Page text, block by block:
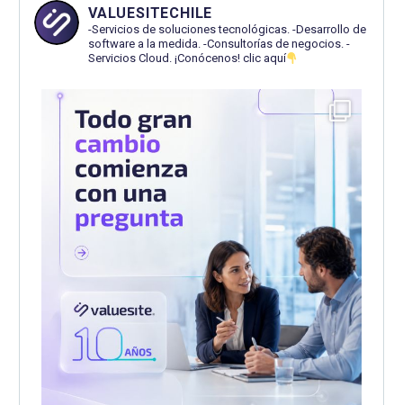
VALUESITECHILE
-Servicios de soluciones tecnológicas. -Desarrollo de
software a la medida. -Consultorías de negocios. -
Servicios Cloud. ¡Conócenos! clic aquí